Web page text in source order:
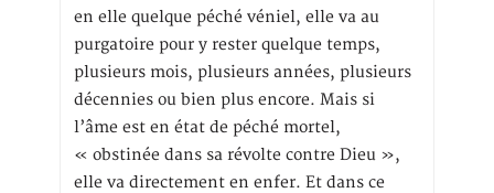
en elle quelque péché véniel, elle va au
purgatoire pour y rester quelque temps,
plusieurs mois, plusieurs années, plusieurs
décennies ou bien plus encore. Mais si
l’âme est en état de péché mortel,
« obstinée dans sa révolte contre Dieu »,
elle va directement en enfer. Et dans ce